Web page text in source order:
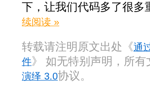
下，让我们代码多了很多
续阅读 »
转载请注明原文出处《通
件》 如无特别声明，所有
演绎 3.0协议。